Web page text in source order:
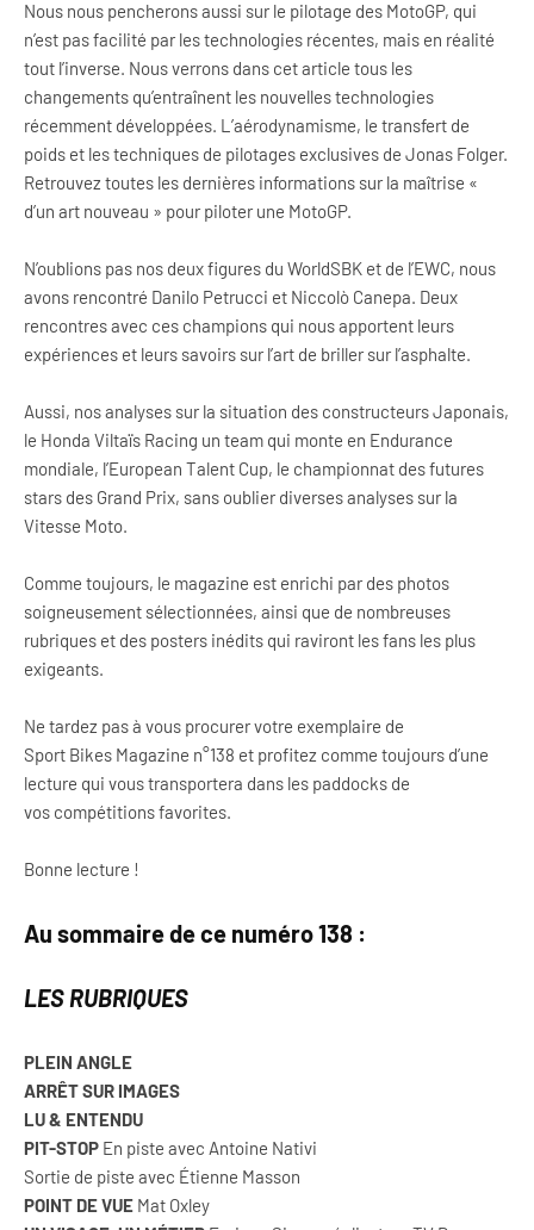
Nous nous pencherons aussi sur le pilotage des MotoGP, qui
n’est pas facilité par les technologies récentes, mais en réalité
tout l’inverse. Nous verrons dans cet article tous les
changements qu’entraînent les nouvelles technologies
récemment développées. L’aérodynamisme, le transfert de
poids et les techniques de pilotages exclusives de Jonas Folger.
Retrouvez toutes les dernières informations sur la maîtrise «
d’un art nouveau » pour piloter une MotoGP.
N’oublions pas nos deux figures du WorldSBK et de l’EWC, nous
avons rencontré Danilo Petrucci et Niccolò Canepa. Deux
rencontres avec ces champions qui nous apportent leurs
expériences et leurs savoirs sur l’art de briller sur l’asphalte.
Aussi, nos analyses sur la situation des constructeurs Japonais,
le Honda Viltaïs Racing un team qui monte en Endurance
mondiale, l’European Talent Cup, le championnat des futures
stars des Grand Prix, sans oublier diverses analyses sur la
Vitesse Moto.
Comme toujours, le magazine est enrichi par des photos
soigneusement sélectionnées, ainsi que de nombreuses
rubriques et des posters inédits qui raviront les fans les plus
exigeants.
Ne tardez pas à vous procurer votre exemplaire de
Sport Bikes Magazine n°138 et profitez comme toujours d’une
lecture qui vous transportera dans les paddocks de
vos compétitions favorites.
Bonne lecture !
Au sommaire de ce numéro 138 :
LES RUBRIQUES
PLEIN ANGLE
ARRÊT SUR IMAGES
LU & ENTENDU
PIT-STOP En piste avec Antoine Nativi
Sortie de piste avec Étienne Masson
POINT DE VUE Mat Oxley